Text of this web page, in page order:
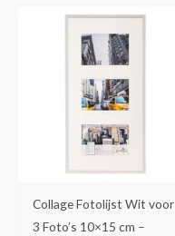
Collage Fotolijst Wit voor
3 Foto’s 10×15 cm –